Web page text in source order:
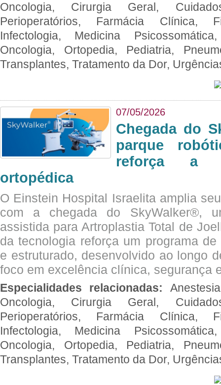
Oncologia, Cirurgia Geral,
Perioperatórios, Farmácia Clínica,
Infectologia, Medicina
Oncologia, Ortopedia, Pediatria,
Transplantes, Tratamento da Dor,
07/05/2026
Chegada do
parque
reforça a
ortopédica
O Einstein Hospital Israelita amplia
com a chegada do SkyWalker®,
assistida para Artroplastia Total de
da tecnologia reforça um programa
e estruturado, desenvolvido ao longo
foco em excelência clínica, segurança
Especialidades relacionadas:
Oncologia, Cirurgia Geral,
Perioperatórios, Farmácia Clínica,
Infectologia, Medicina
Oncologia, Ortopedia, Pediatria,
Transplantes, Tratamento da Dor,